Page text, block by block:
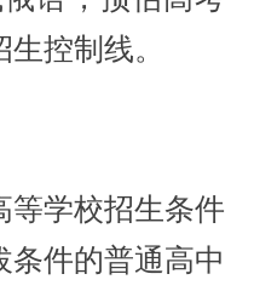
控制线。
学校招生条件
条件的普通高中